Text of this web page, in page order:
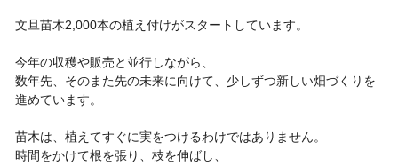
文旦苗木2,000本の植え付けがスタートしています。
今年の収穫や販売と並行しながら、
数年先、そのまた先の未来に向けて、少しずつ新しい畑づくりを
進めています。
苗木は、植えてすぐに実をつけるわけではありません。
時間をかけて根を張り、枝を伸ばし、